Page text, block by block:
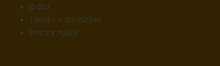
Ordini
Termini e Condizioni
Privacy Policy